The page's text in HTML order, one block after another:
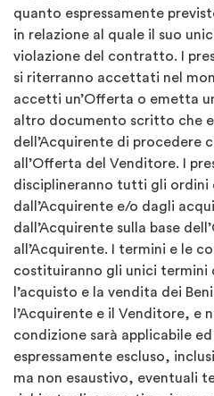
quanto espressamente
in relazione al quale il suo
violazione del contratto. I
si riterranno accettati nel
accetti un’Offerta o emetta
altro documento scritto che
dell’Acquirente di procedere
all’Offerta del Venditore. I
disciplineranno tutti gli ordini
dall’Acquirente e/o dagli
dall’Acquirente sulla base
all’Acquirente. I termini e le
costituiranno gli unici termini
l’acquisto e la vendita dei
l’Acquirente e il Venditore, e
condizione sarà applicabile
espressamente escluso,
ma non esaustivo, eventuali